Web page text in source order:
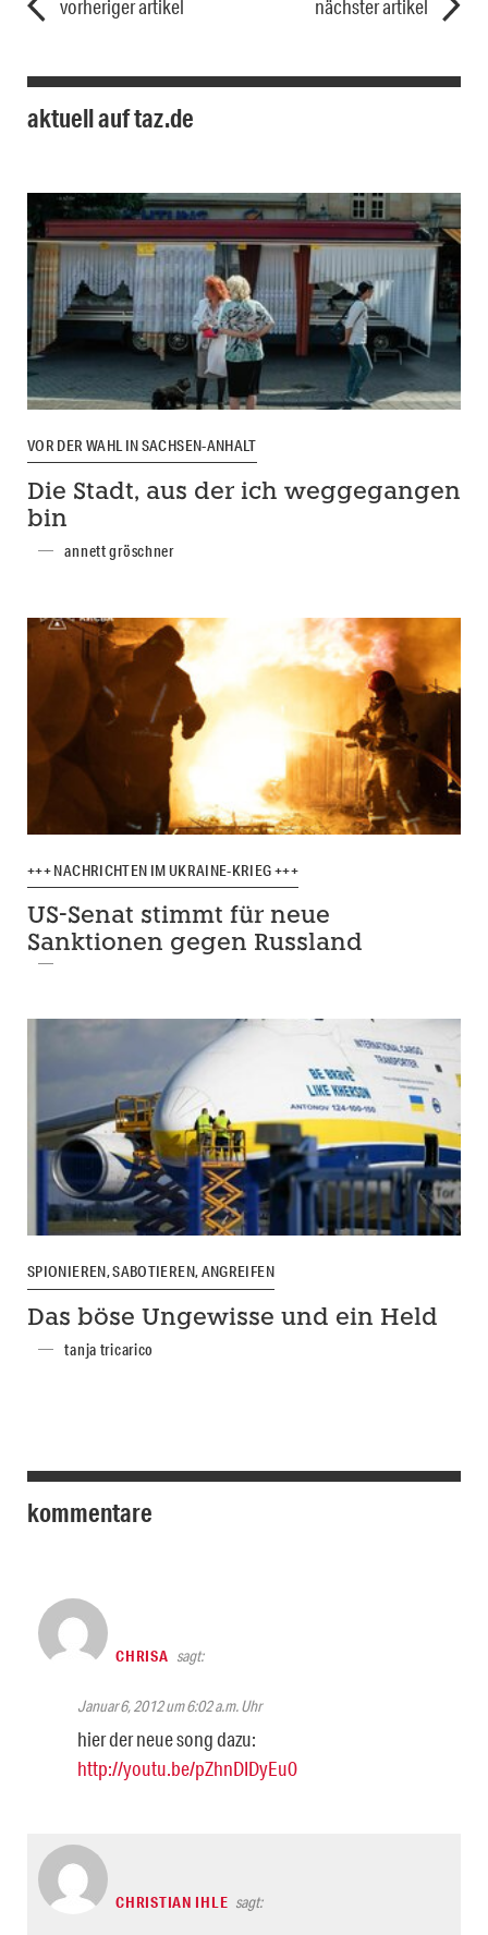
vorheriger artikel nächster artikel
aktuell auf taz.de
VOR DER WAHL IN SACHSEN-ANHALT
Die Stadt, aus der ich weggegangen
bin
annett gröschner
+++ NACHRICHTEN IM UKRAINE-KRIEG +++
US-Senat stimmt für neue
Sanktionen gegen Russland
SPIONIEREN, SABOTIEREN, ANGREIFEN
Das böse Ungewisse und ein Held
tanja tricarico
kommentare
CHRISA sagt:
Januar 6, 2012 um 6:02 a.m. Uhr
hier der neue song dazu:
http://youtu.be/pZhnDIDyEu0
CHRISTIAN IHLE sagt: